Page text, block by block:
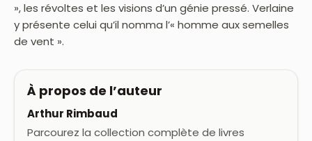
», les révoltes et les visions d’un génie pressé. Verlaine
y présente celui qu’il nomma l’« homme aux semelles
de vent ».
À propos de l’auteur
Arthur Rimbaud
Parcourez la collection complète de livres